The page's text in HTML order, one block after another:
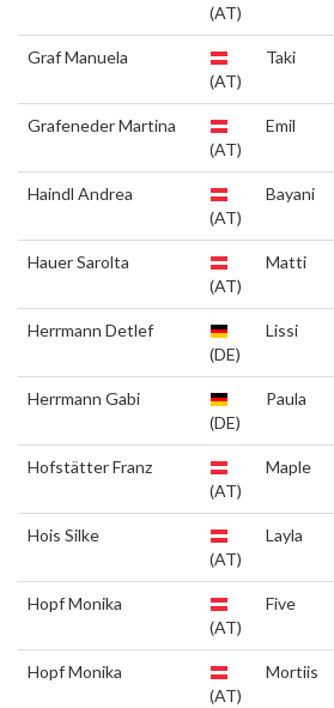
(AT)
Graf Manuela
(AT)
Taki
Grafeneder Martina
(AT)
Emil
Haindl Andrea
(AT)
Bayani
Hauer Sarolta
(AT)
Matti
Herrmann Detlef
(DE)
Lissi
Herrmann Gabi
(DE)
Paula
Hofstätter Franz
(AT)
Maple
Hois Silke
(AT)
Layla
Hopf Monika
(AT)
Five
Hopf Monika
(AT)
Mortiis